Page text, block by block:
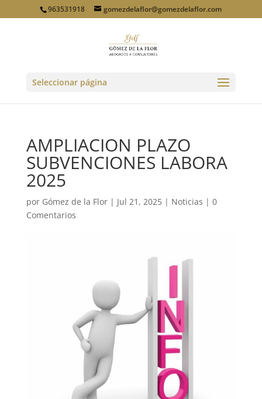
963531918 gomezdelaflor@gomezdelaflor.com
Seleccionar página
AMPLIACION PLAZO
SUBVENCIONES LABORA
2025
por Gómez de la Flor| Jul 21, 2025| Noticias | 0
Comentarios